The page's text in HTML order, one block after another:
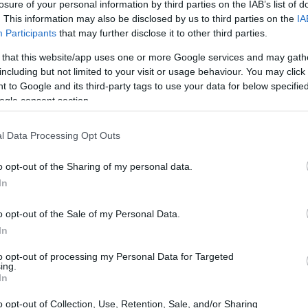
of your personal information by third parties on the IAB’s list of
This information may also be disclosed by us to third parties on the
Participants that may further disclose it to other third parties.
that this website/app uses one or more Google services and may
but not limited to your visit or usage behaviour. You may
to Google and its third-party tags to use your data for below
consent section.
Data Processing Opt Outs
opt-out of the Sharing of my personal data.
opt-out of the Sale of my Personal Data.
opt-out of processing my Personal Data for Targeted
opt-out of Collection, Use, Retention, Sale, and/or Sharing
come Davide Santia, un calciatore di appena
incidente stradale che ha scosso l’intera comunità
una notizia di cronaca, ma un’occasione per
dei giovani, la cultura della guida e la fragilità
associata a un senso di invulnerabilità che può
abbiamo dato per scontato di essere al sicuro mentre
Davide e tre amici a bordo, ha sbandato lungo la
è stato devastante, portando via un giovane che
si era pensato che fosse lui alla guida, ma le
questo non cambia la sostanza della questione:
sono trovati coinvolti in un evento tragico che ha